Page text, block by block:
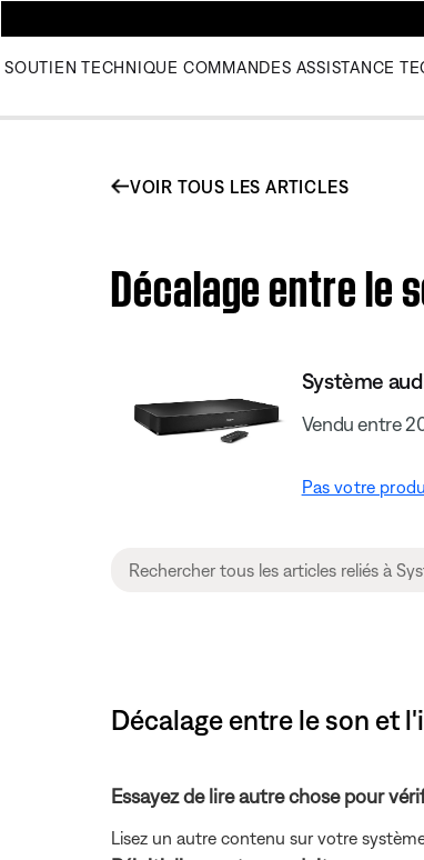
SOUTIEN TECHNIQUE COMMANDES ASSISTANCE
VOIR TOUS LES ARTICLES
Décalage entre le
Système
Vendu entre
Pas votre
Décalage entre le son et
Essayez de lire autre chose pour
Lisez un autre contenu sur votre